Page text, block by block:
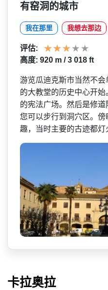
有窑洞的城市
我在那里 我想去那边
评估:
高度: 920 m / 3 018 ft
游览瓜迪克斯市当然不
的大教堂的历史中心开
的宪法广场。然后是修
您可以步行到洞穴区。
趣，当时主要的古迹都灯
卡拉奥拉